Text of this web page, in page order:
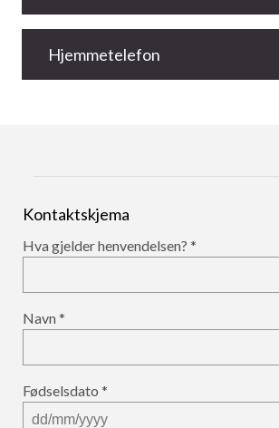
Hjemmetelefon
Kontaktskjema
Hva gjelder henvendelsen?
Navn
Fødselsdato